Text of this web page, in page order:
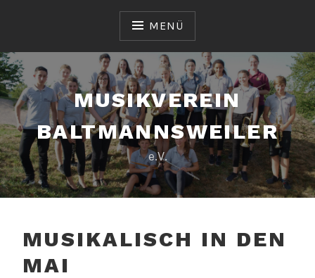
MENÜ
MUSIKVEREIN
BALTMANNSWEILER
e.V.
MUSIKALISCH IN DEN
MAI